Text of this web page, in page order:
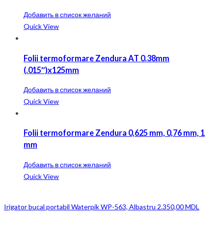
Добавить в список желаний
Quick View
Folii termoformare Zendura AT 0.38mm
(.015″)x125mm
Добавить в список желаний
Quick View
Folii termoformare Zendura 0,625 mm, 0,76 mm, 1
mm
Добавить в список желаний
Quick View
Irigator bucal portabil Waterpik WP-563, Albastru 2.350,00MDL